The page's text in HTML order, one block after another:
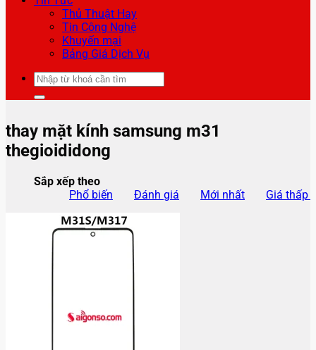
Thủ Thuật Hay
Tin Công Nghệ
Khuyến mại
Bảng Giá Dịch Vụ
Tìm
kiếm:
thay mặt kính samsung m31
thegioididong
Sắp xếp theo
Phổ biến
Đánh giá Mới nhất Giá thấp